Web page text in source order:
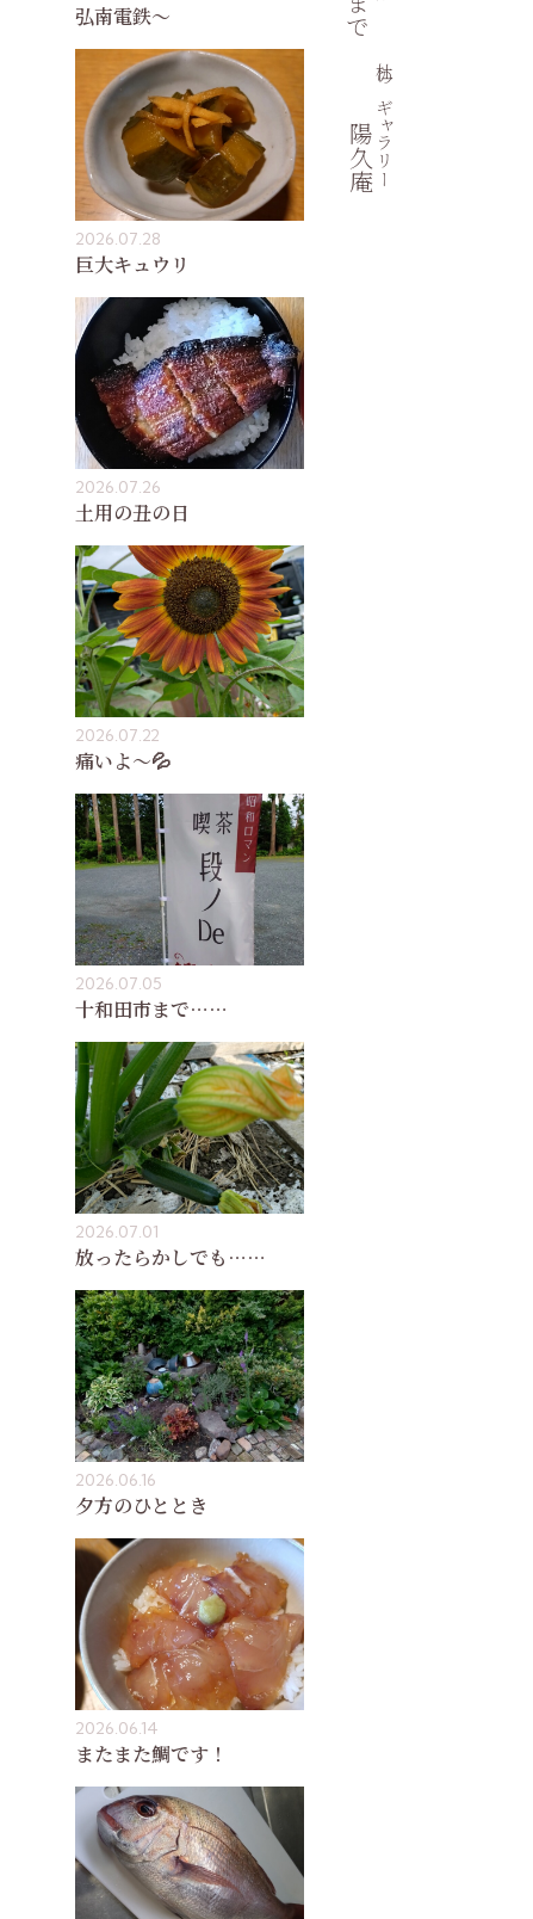
杜のギャラリー
陽久庵
弘南電鉄〜
2026.07.28
巨大キュウリ
2026.07.26
土用の丑の日
2026.07.22
痛いよ〜💦
2026.07.05
十和田市まで……
2026.07.01
放ったらかしでも……
2026.06.16
夕方のひととき
2026.06.14
またまた鯛です！